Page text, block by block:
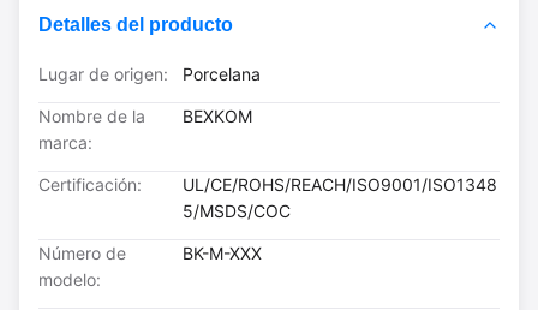
Detalles del producto
Lugar de origen: Porcelana
Nombre de la
marca:
BEXKOM
Certificación:
UL/CE/ROHS/REACH/ISO9001/ISO1348
5/MSDS/COC
Número de
modelo:
BK-M-XXX